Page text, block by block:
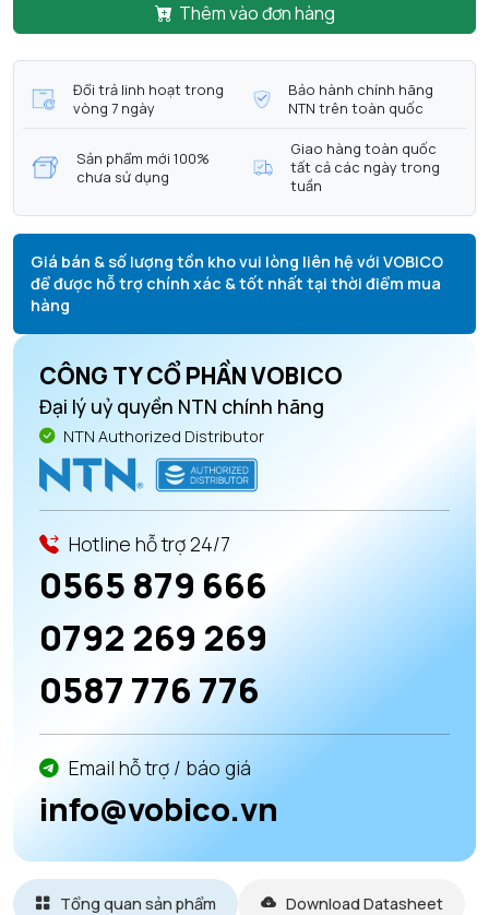
Thêm vào đơn hàng
Đổi trả linh hoạt trong
vòng 7 ngày
Bảo hành chính hãng
NTN trên toàn quốc
Sản phẩm mới 100%
chưa sử dụng
Giao hàng toàn quốc
tất cả các ngày trong
tuần
Giá bán & số lượng tồn kho vui lòng liên hệ với VOBICO
để được hỗ trợ chính xác & tốt nhất tại thời điểm mua
hàng
CÔNG TY CỔ PHẦN VOBICO
Đại lý uỷ quyền NTN chính hãng
NTN Authorized Distributor
Hotline hỗ trợ 24/7
0565 879 666
0792 269 269
0587 776 776
Email hỗ trợ / báo giá
info@vobico.vn
Tổng quan sản phẩm Download Datasheet